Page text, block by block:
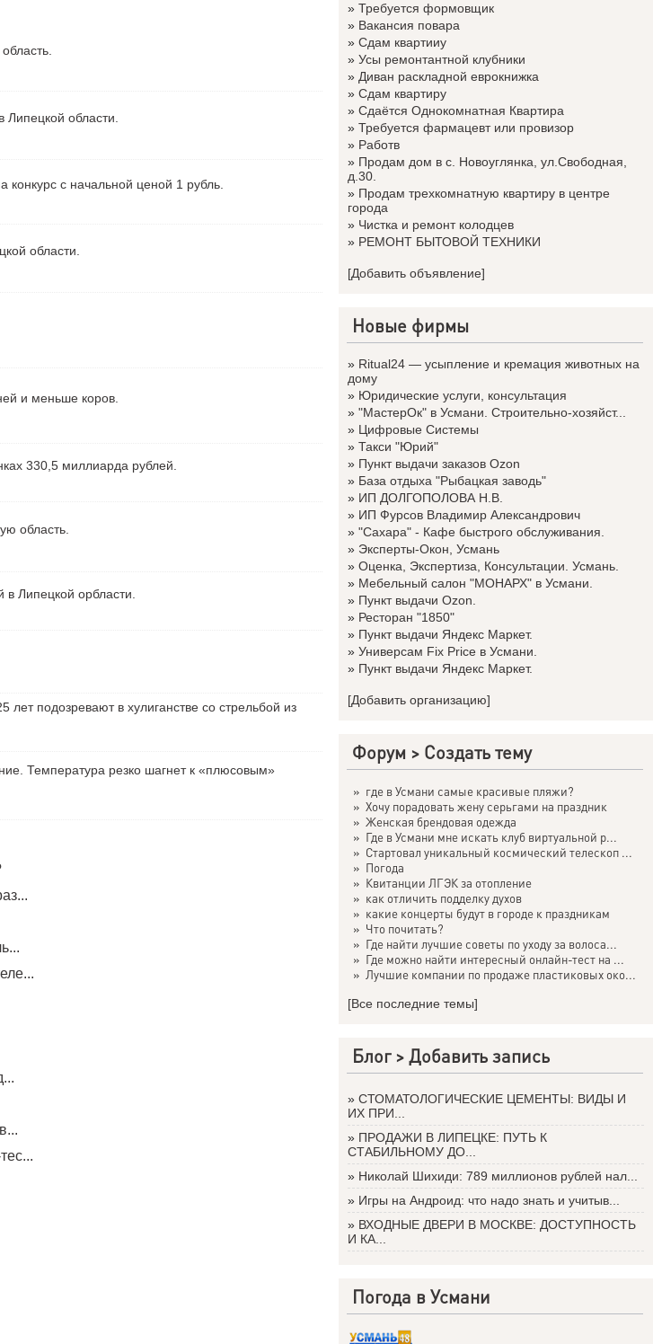
Липецкой области.
с начальной ценой 1 рубль.
области.
и меньше коров.
330,5 миллиарда рублей.
область.
Липецкой орбласти.
лет подозревают в хулиганстве со стрельбой из
Температура резко шагнет к «плюсовым»
» Требуется формовщик
» Вакансия повара
» Сдам квартииу
» Усы ремонтантной клубники
» Диван раскладной еврокнижка
» Сдам квартиру
» Сдаётся Однокомнатная Квартира
» Требуется фармацевт или провизор
» Работв
» Продам дом в с. Новоуглянка, ул.Свободная,
д.30.
» Продам трехкомнатную квартиру в центре
города
» Чистка и ремонт колодцев
» РЕМОНТ БЫТОВОЙ ТЕХНИКИ
[Добавить объявление]
Новые фирмы
» Ritual24 — усыпление и кремация животных на
дому
» Юридические услуги, консультация
» "МастерОк" в Усмани. Строительно-хозяйст...
» Цифровые Системы
» Такси "Юрий"
» Пункт выдачи заказов Ozon
» База отдыха "Рыбацкая заводь"
» ИП ДОЛГОПОЛОВА Н.В.
» ИП Фурсов Владимир Александрович
» "Сахара" - Кафе быстрого обслуживания.
» Эксперты-Окон, Усмань
» Оценка, Экспертиза, Консультации. Усмань.
» Мебельный салон "МОНАРХ" в Усмани.
» Пункт выдачи Ozon.
» Ресторан "1850"
» Пункт выдачи Яндекс Маркет.
» Универсам Fix Price в Усмани.
» Пункт выдачи Яндекс Маркет.
[Добавить организацию]
Форум > Создать тему
» где в Усмани самые красивые пляжи?
» Хочу порадовать жену серьгами на праздник
» Женская брендовая одежда
» Где в Усмани мне искать клуб виртуальной р...
» Стартовал уникальный космический телескоп ...
» Погода
» Квитанции ЛГЭК за отопление
» как отличить подделку духов
» какие концерты будут в городе к праздникам
» Что почитать?
» Где найти лучшие советы по уходу за волоса...
» Где можно найти интересный онлайн-тест на ...
» Лучшие компании по продаже пластиковых око...
[Все последние темы]
Блог >Добавить запись
» СТОМАТОЛОГИЧЕСКИЕ ЦЕМЕНТЫ: ВИДЫ И
ИХ ПРИ...
» ПРОДАЖИ В ЛИПЕЦКЕ: ПУТЬ К
СТАБИЛЬНОМУ ДО...
» Николай Шихиди: 789 миллионов рублей нал...
» Игры на Андроид: что надо знать и учитыв...
» ВХОДНЫЕ ДВЕРИ В МОСКВЕ: ДОСТУПНОСТЬ
И КА...
Погода в Усмани